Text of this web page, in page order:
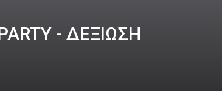
- ΔΕΞΙΩΣΗ